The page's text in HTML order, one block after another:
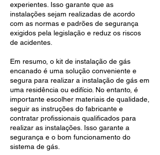
experientes. Isso garante que as
instalações sejam realizadas de acordo
com as normas e padrões de segurança
exigidos pela legislação e reduz os riscos
de acidentes.
Em resumo, o kit de instalação de gás
encanado é uma solução conveniente e
segura para realizar a instalação de gás em
uma residência ou edifício. No entanto, é
importante escolher materiais de qualidade,
seguir as instruções do fabricante e
contratar profissionais qualificados para
realizar as instalações. Isso garante a
segurança e o bom funcionamento do
sistema de gás.